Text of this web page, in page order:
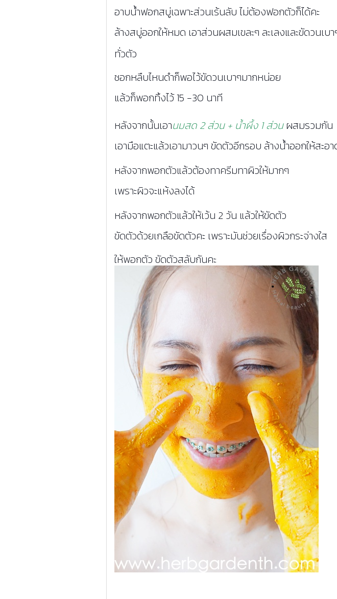
อาบน้ำฟอกสบู่เฉพาะส่วนเร้นลับ ไม่ต้องฟอกตัวก็ได้คะ
ล้างสบู่ออกให้หมด เอาส่วนผสมเขละๆ ละเลงและขัดวนเบา
ทั่วตัว
ซอกหลืบไหนดำก็พอไว้ขัดวนเบาๆมากหน่อย
แล้วก็พอกทิ้งไว้ 15 -30 นาที
หลังจากนั้นเอานมสด 2 ส่วน + น้ำผึ้ง 1 ส่วนผสมรวมกัน
เอามือแตะแล้วเอามาวนๆ ขัดตัวอีกรอบ ล้างน้ำออกให้สะอ
หลังจากพอกตัวแล้วต้องทาครีมทาผิวให้มากๆ
เพราะผิวจะแห้งลงได้
หลังจากพอกตัวแล้วให้เว้น 2 วัน แล้วให้ขัดตัว
ขัดตัวด้วยเกลือขัดตัวคะ เพราะมันช่วยเรื่องผิวกระจ่างใส
ให้พอกตัว ขัดตัวสลับกันคะ